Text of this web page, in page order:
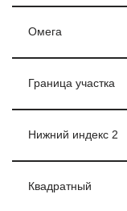
Омега
Граница участка
Нижний индекс 2
Квадратный